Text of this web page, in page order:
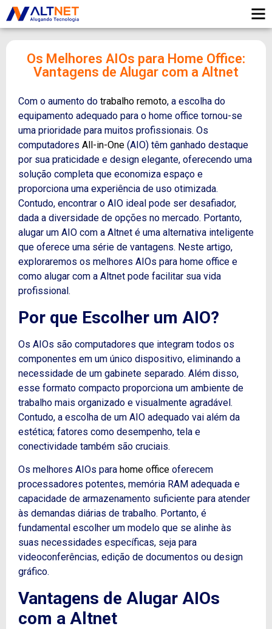
Os Melhores AIOs para Home Office:
Vantagens de Alugar com a Altnet
Com o aumento do trabalho remoto, a escolha do
equipamento adequado para o home office tornou-se
uma prioridade para muitos profissionais. Os
computadores All-in-One (AIO) têm ganhado destaque
por sua praticidade e design elegante, oferecendo uma
solução completa que economiza espaço e
proporciona uma experiência de uso otimizada.
Contudo, encontrar o AIO ideal pode ser desafiador,
dada a diversidade de opções no mercado. Portanto,
alugar um AIO com a Altnet é uma alternativa inteligente
que oferece uma série de vantagens. Neste artigo,
exploraremos os melhores AIOs para home office e
como alugar com a Altnet pode facilitar sua vida
profissional.
Por que Escolher um AIO?
Os AIOs são computadores que integram todos os
componentes em um único dispositivo, eliminando a
necessidade de um gabinete separado. Além disso,
esse formato compacto proporciona um ambiente de
trabalho mais organizado e visualmente agradável.
Contudo, a escolha de um AIO adequado vai além da
estética; fatores como desempenho, tela e
conectividade também são cruciais.
Os melhores AIOs para home office oferecem
processadores potentes, memória RAM adequada e
capacidade de armazenamento suficiente para atender
às demandas diárias de trabalho. Portanto, é
fundamental escolher um modelo que se alinhe às
suas necessidades específicas, seja para
videoconferências, edição de documentos ou design
gráfico.
Vantagens de Alugar AIOs
com a Altnet